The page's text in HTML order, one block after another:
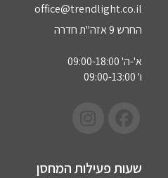
office@trendlight.co.il
החרש 9 אזה"ת חדרה
א'-ה' 09:00-18:00
ו' 09:00-13:00
שעות פעילות המחסן